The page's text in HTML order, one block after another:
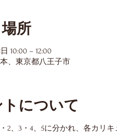
所
10:00 – 12:00
、東京都八王子市
について
2、3・4、5に分かれ、各カリキ